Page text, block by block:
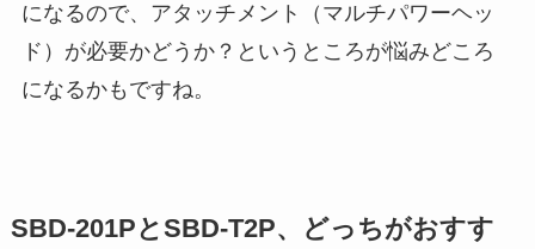
になるので、アタッチメント（マルチパワーヘッ
ド）が必要かどうか？というところが悩みどころ
になるかもですね。
SBD-201PとSBD-T2P、どっちがおすす